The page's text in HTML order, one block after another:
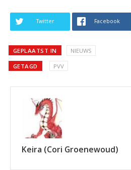
Twitter Facebook
GEPLAATST IN NIEUWS
GETAGD PVV
Keira (Cori Groenewoud)